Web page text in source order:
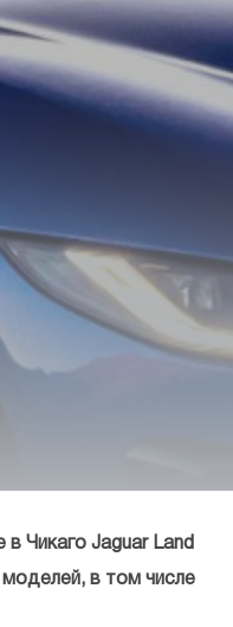
Чикаго Jaguar Land
в том числе